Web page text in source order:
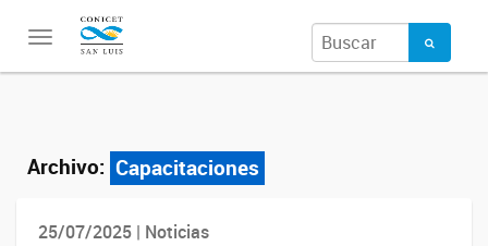
Toggle
Archivo: Capacitaciones
25/07/2025 | Noticias